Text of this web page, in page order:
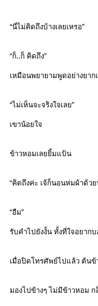
“นี่ไม่คิดถึงบ้างเลยเหรอ”
“ก็..ก็ คิดถึง”
เหมือนพยายามพูดอย่างยาก
“ไม่เห็นจะจริงใจเลย”
เขาน้อยใจ
ข้าวหอมเลยยิ้มแป้น
“คิดถึงค่ะ เจ้ก็นอนห่มผ้าด้ว
“อืม”
รับคำไปยังงั้น ทั้งที่ใจอยาก
เมื่อปิดโทรศัพย์ไปแล้ว ต้น
มองไปข้างๆ ไม่มีข้าวหอม